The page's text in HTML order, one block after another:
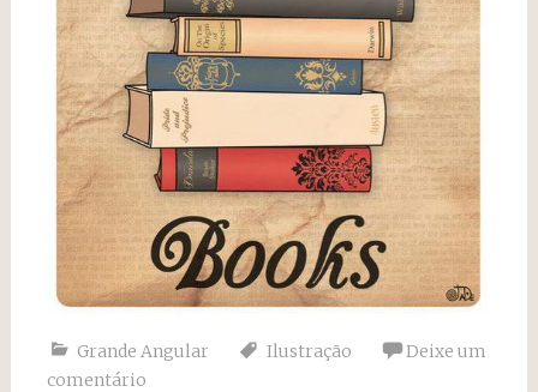
Grande Angular Ilustração
Deixe um
comentário